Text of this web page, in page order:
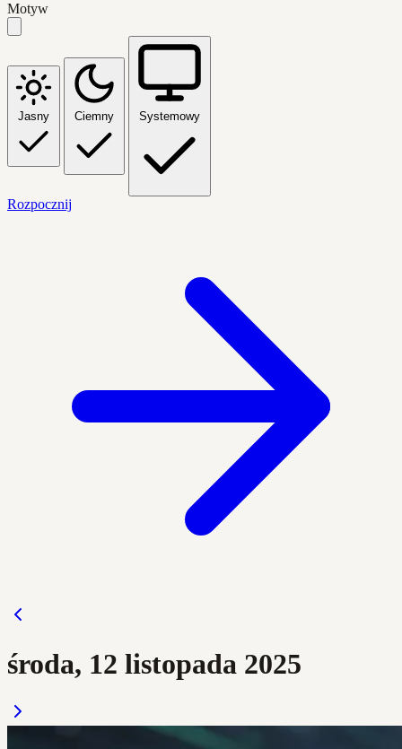
Motyw
Jasny Ciemny Systemowy
Rozpocznij
środa, 12 listopada 2025